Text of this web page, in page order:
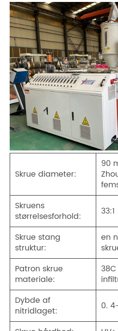
Skrue diameter:
90
Skruens
størrelsesforhold:
33:1
Skrue stang
struktur:
en
Patron skrue
materiale:
Dybde af
nitridlaget:
0.